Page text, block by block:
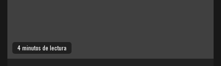
4 minutos de lectura